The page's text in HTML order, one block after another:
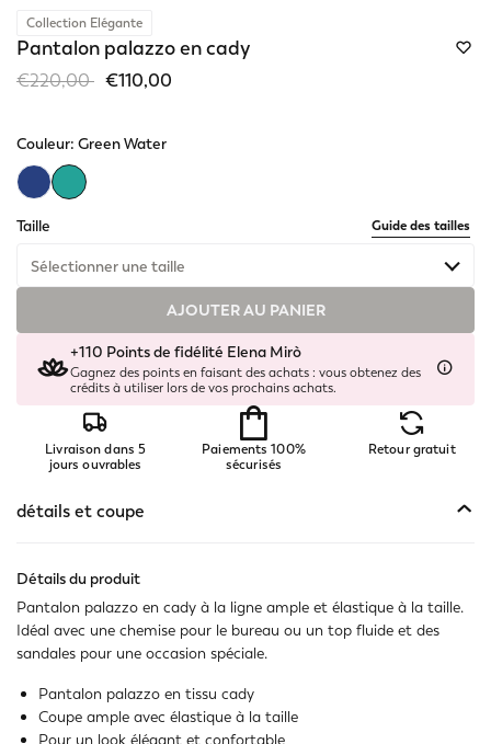
Collection Elégante
Pantalon palazzo en cady
Price reduced from
€220,00to€110,00
Couleur: Green Water
Taille
Guide des tailles
Sélectionner une taille
Disponible
Disponible
Disponible
Disponible
Disponible
AJOUTER AU PANIER
+110 Points de fidélité Elena Mirò
Gagnez des points en faisant des achats : vous obtenez des
crédits à utiliser lors de vos prochains achats.
Livraison dans 5
jours ouvrables
Paiements 100%
sécurisés
Retour gratuit
détails et coupe
Détails du produit
Pantalon palazzo en cady à la ligne ample et élastique à la taille.
Idéal avec une chemise pour le bureau ou un top fluide et des
sandales pour une occasion spéciale.
Pantalon palazzo en tissu cady
Coupe ample avec élastique à la taille
Pour un look élégant et confortable